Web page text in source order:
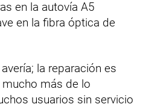
en la autovía A5
en la fibra óptica de
la reparación es
más de lo
usuarios sin servicio